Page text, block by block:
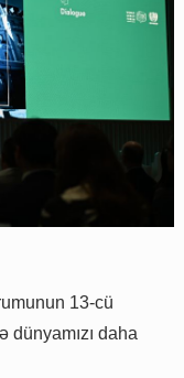
13-cü
dünyamızı daha